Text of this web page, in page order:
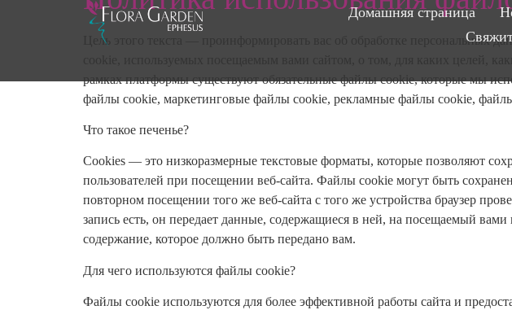
Домашняя страница
Цель этого текста — проинформировать вас об обработке персональных
рамках платформы существуют обязательные файлы cookie, которые мы
файлы cookie, маркетинговые файлы cookie, рекламные файлы cookie, файлы
Что такое печенье?
Cookies — это низкоразмерные текстовые форматы, которые позволяют
пользователей при посещении веб-сайта. Файлы cookie могут быть
повторном посещении того же веб-сайта с того же устройства браузер
запись есть, он передает данные, содержащиеся в ней, на посещаемый
содержание, которое должно быть передано вам.
Для чего используются файлы cookie?
Файлы cookie используются для более эффективной работы сайта и